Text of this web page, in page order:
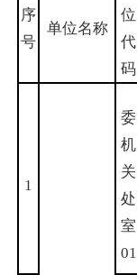
序
号
单位名称
位
代
码
1
委
机
关
处
室
01